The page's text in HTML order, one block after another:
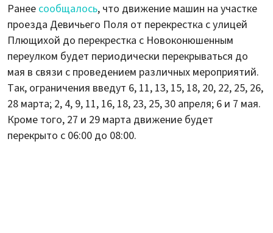
Ранее сообщалось, что движение машин на участке
проезда Девичьего Поля от перекрестка с улицей
Плющихой до перекрестка с Новоконюшенным
переулком будет периодически перекрываться до
мая в связи с проведением различных мероприятий.
Так, ограничения введут 6, 11, 13, 15, 18, 20, 22, 25, 26,
28 марта; 2, 4, 9, 11, 16, 18, 23, 25, 30 апреля; 6 и 7 мая.
Кроме того, 27 и 29 марта движение будет
перекрыто с 06:00 до 08:00.